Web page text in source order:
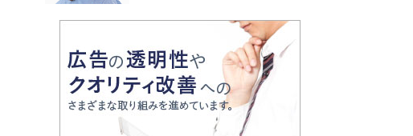
人々が新たな一歩を踏み出す連作短篇集『海のほ
Book Bang
和田秀樹の70代、80代向け新書がベスト3を独
占 上半期1位にも選出［新書ベストセラー］
Book Bang